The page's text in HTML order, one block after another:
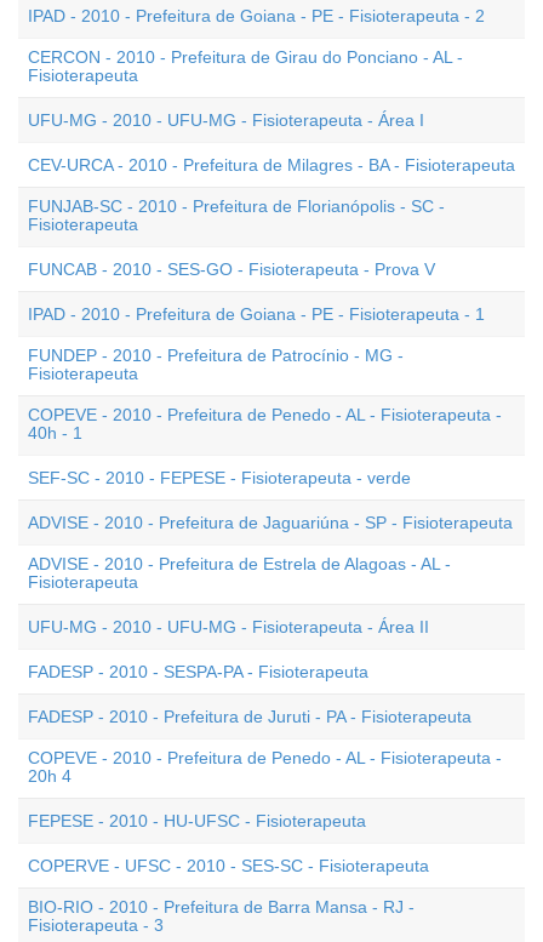
IPAD - 2010 - Prefeitura de Goiana - PE - Fisioterapeuta - 2
CERCON - 2010 - Prefeitura de Girau do Ponciano - AL -
Fisioterapeuta
UFU-MG - 2010 - UFU-MG - Fisioterapeuta - Área I
CEV-URCA - 2010 - Prefeitura de Milagres - BA - Fisioterapeuta
FUNJAB-SC - 2010 - Prefeitura de Florianópolis - SC -
Fisioterapeuta
FUNCAB - 2010 - SES-GO - Fisioterapeuta - Prova V
IPAD - 2010 - Prefeitura de Goiana - PE - Fisioterapeuta - 1
FUNDEP - 2010 - Prefeitura de Patrocínio - MG -
Fisioterapeuta
COPEVE - 2010 - Prefeitura de Penedo - AL - Fisioterapeuta -
40h - 1
SEF-SC - 2010 - FEPESE - Fisioterapeuta - verde
ADVISE - 2010 - Prefeitura de Jaguariúna - SP - Fisioterapeuta
ADVISE - 2010 - Prefeitura de Estrela de Alagoas - AL -
Fisioterapeuta
UFU-MG - 2010 - UFU-MG - Fisioterapeuta - Área II
FADESP - 2010 - SESPA-PA - Fisioterapeuta
FADESP - 2010 - Prefeitura de Juruti - PA - Fisioterapeuta
COPEVE - 2010 - Prefeitura de Penedo - AL - Fisioterapeuta -
20h 4
FEPESE - 2010 - HU-UFSC - Fisioterapeuta
COPERVE - UFSC - 2010 - SES-SC - Fisioterapeuta
BIO-RIO - 2010 - Prefeitura de Barra Mansa - RJ -
Fisioterapeuta - 3